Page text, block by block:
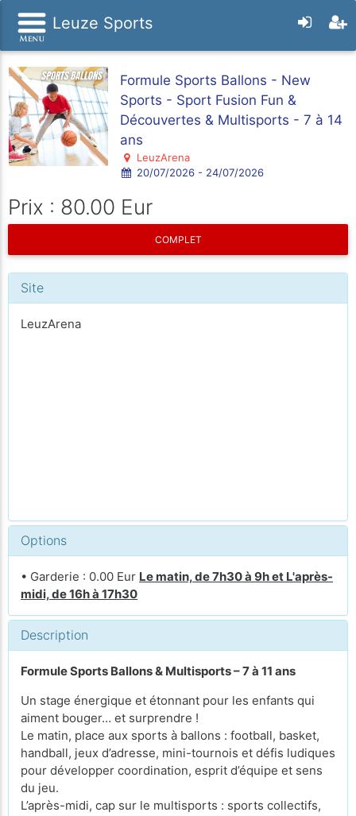
Leuze Sports
Formule Sports Ballons - New
Sports - Sport Fusion Fun &
Découvertes & Multisports - 7 à 14
ans
LeuzArena
20/07/2026 - 24/07/2026
Prix : 80.00 Eur
COMPLET
Site
LeuzArena
Options
• Garderie : 0.00 Eur Le matin, de 7h30 à 9h et L'après-
midi, de 16h à 17h30
Description
Formule Sports Ballons & Multisports – 7 à 11 ans
Un stage énergique et étonnant pour les enfants qui
aiment bouger… et surprendre !
Le matin, place aux sports à ballons : football, basket,
handball, jeux d’adresse, mini-tournois et défis ludiques
pour développer coordination, esprit d’équipe et sens
du jeu.
L’après-midi, cap sur le multisports : sports collectifs,